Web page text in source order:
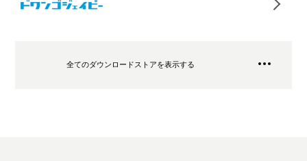
全てのダウンロードストアを表示する